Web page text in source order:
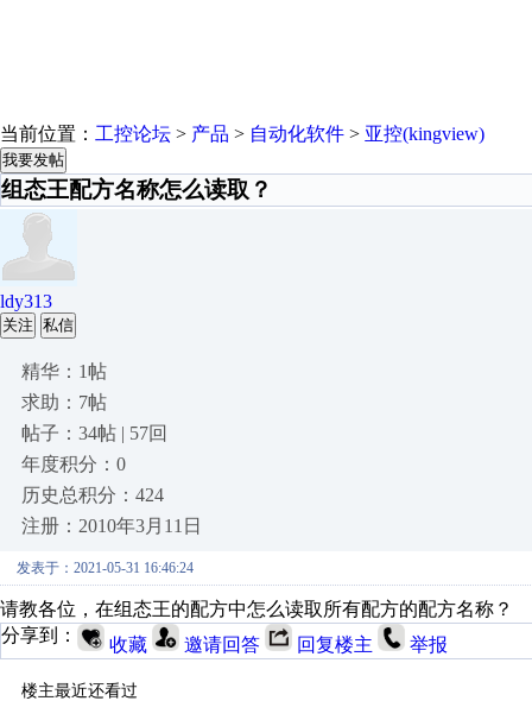
当前位置： 工控论坛 > 产品 > 自动化软件 > 亚控(kingview)
我要发帖
组态王配方名称怎么读取？
ldy313
关注 私信
精华：1帖
求助：7帖
帖子：34帖 | 57回
年度积分：0
历史总积分：424
注册：2010年3月11日
发表于：2021-05-31 16:46:24
请教各位，在组态王的配方中怎么读取所有配方的配方名称？
分享到：
收藏 邀请回答 回复楼主 举报
楼主最近还看过